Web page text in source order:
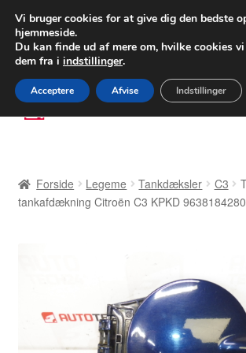
LEVERING fra 55
FEDEX verdensomspændende
80 82 72 02
Spring
til
Spring
til
Betalinger
Klageprocedure
Forside Legeme Tankdæksler C3
tankafdækning Citroën C3 KPKD
Vi bruger cookies for at give dig den bedste
hjemmeside.
Du kan finde ud af mere om, hvilke cookies
dem fra i indstillinger.
Acceptere Afvise Indstillinger